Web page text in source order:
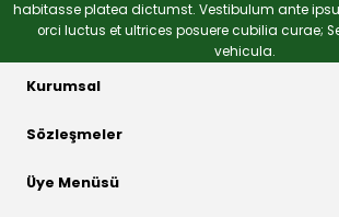
habitasse platea dictumst. Vestibulum ante
orci luctus et ultrices posuere cubilia curae;
vehicula.
Kurumsal
Sözleşmeler
Üye Menüsü